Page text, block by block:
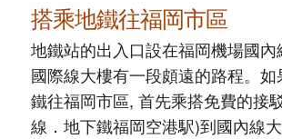
搭乘地鐵往福岡市區
地鐵站的出入口設在福岡機場國
國際線大樓有一段頗遠的路程。
鐵往福岡市區, 首先乘搭免費的接
線．地下鐵福岡空港駅)到國內線大